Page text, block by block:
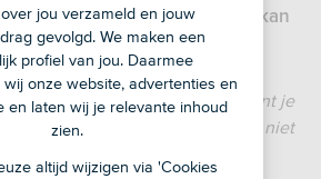
welke oplossing bij jou kan
risico en maak je kosten. Je kunt je
verliezen.
Dit webinar mag niet
over jou verzameld en jouw
gevolgd. We maken een
profiel van jou. Daarmee
onze website, advertenties en
en laten wij je relevante inhoud
zien.
altijd wijzigen via 'Cookies